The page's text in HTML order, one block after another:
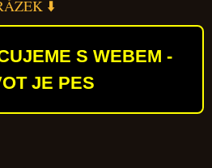
⬇️
S WEBEM -
JE PES